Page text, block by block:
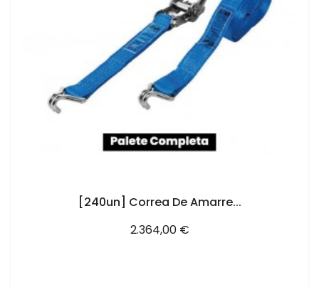
[240un] Correa De Amarre...
Precio
2.364,00 €